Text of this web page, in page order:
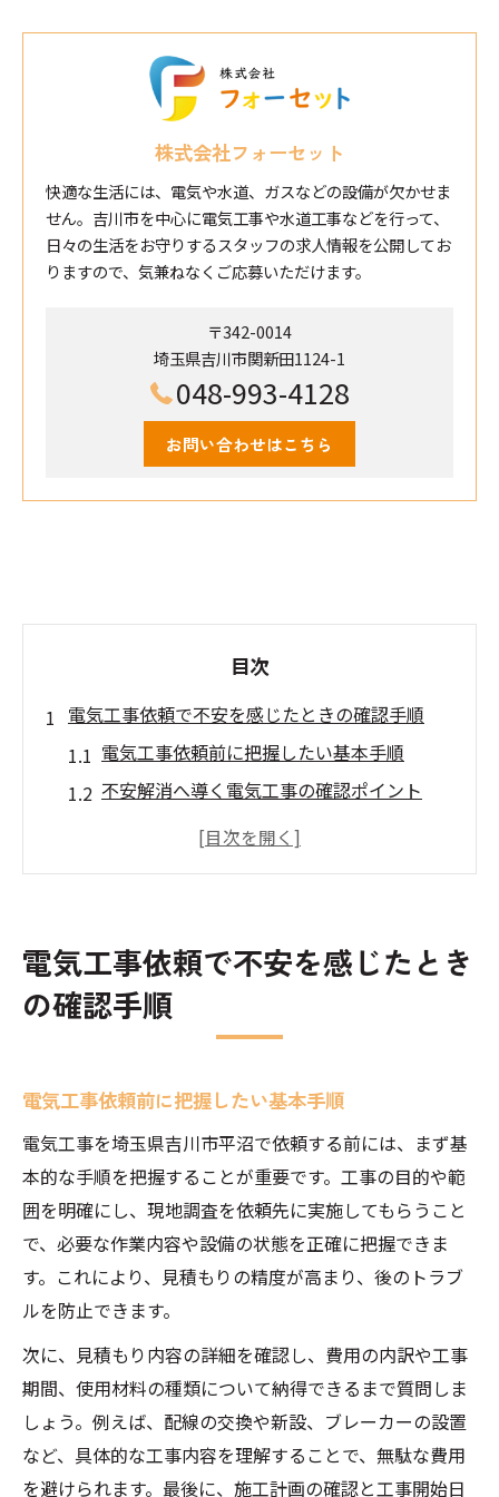
株式会社フォーセット
快適な生活には、電気や水道、ガスなどの設備が欠かせま
せん。吉川市を中心に電気工事や水道工事などを行って、
日々の生活をお守りするスタッフの求人情報を公開してお
りますので、気兼ねなくご応募いただけます。
〒342-0014
埼玉県吉川市関新田1124-1
048-993-4128
お問い合わせはこちら
目次
電気工事依頼で不安を感じたときの確認手順
電気工事依頼前に把握したい基本手順
不安解消へ導く電気工事の確認ポイント
電気工事で安心を得るための初期対応法
電気工事が暮らしに果たす役割と流れ
電気工事の基本的な進行手順を詳しく解説
電気工事計画から完了までの流れを知る
家庭で実感できる電気工事の効果と手順
埼玉県吉川市平沼の手順が安心に直結する理由
電気工事手順が安心につながる背景解説
地域特性を踏まえた電気工事手順の重要性
電気工事手順で安全性が高まる理由とは
電気工事の透明な手順が安心感を生む要因
電気工事手順の順守が信頼構築に不可欠
手順を押さえた電気工事で費用対効果も向上
電気工事手順を守ることで得られる節約効
果
電気工事依頼で不安を感じたとき
の確認手順
電気工事依頼前に把握したい基本手順
電気工事を埼玉県吉川市平沼で依頼する前には、まず基
本的な手順を把握することが重要です。工事の目的や範
囲を明確にし、現地調査を依頼先に実施してもらうこと
で、必要な作業内容や設備の状態を正確に把握できま
す。これにより、見積もりの精度が高まり、後のトラブ
ルを防止できます。
次に、見積もり内容の詳細を確認し、費用の内訳や工事
期間、使用材料の種類について納得できるまで質問しま
しょう。例えば、配線の交換や新設、ブレーカーの設置
など、具体的な工事内容を理解することで、無駄な費用
を避けられます。最後に、施工計画の確認と工事開始日